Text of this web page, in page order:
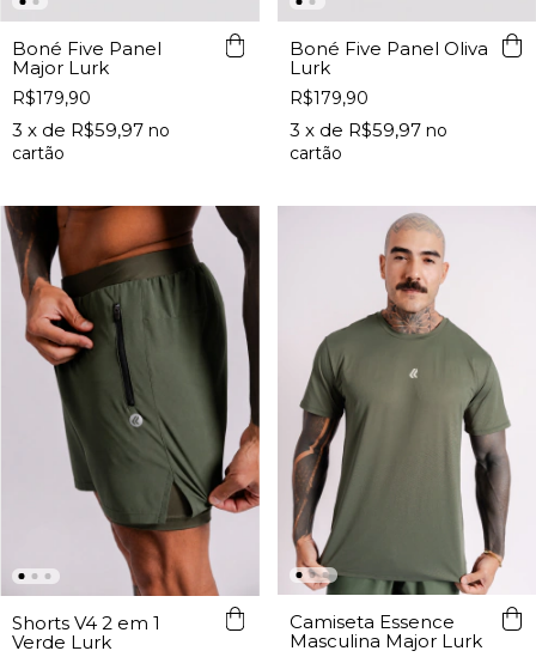
Boné Five Panel
Major Lurk
R$179,90
3 x de R$59,97
Boné Five Panel Oliva
Lurk
R$179,90
3 x de R$59,97
Shorts V4 2 em 1
Verde Lurk
Camiseta Essence
Masculina Major Lurk